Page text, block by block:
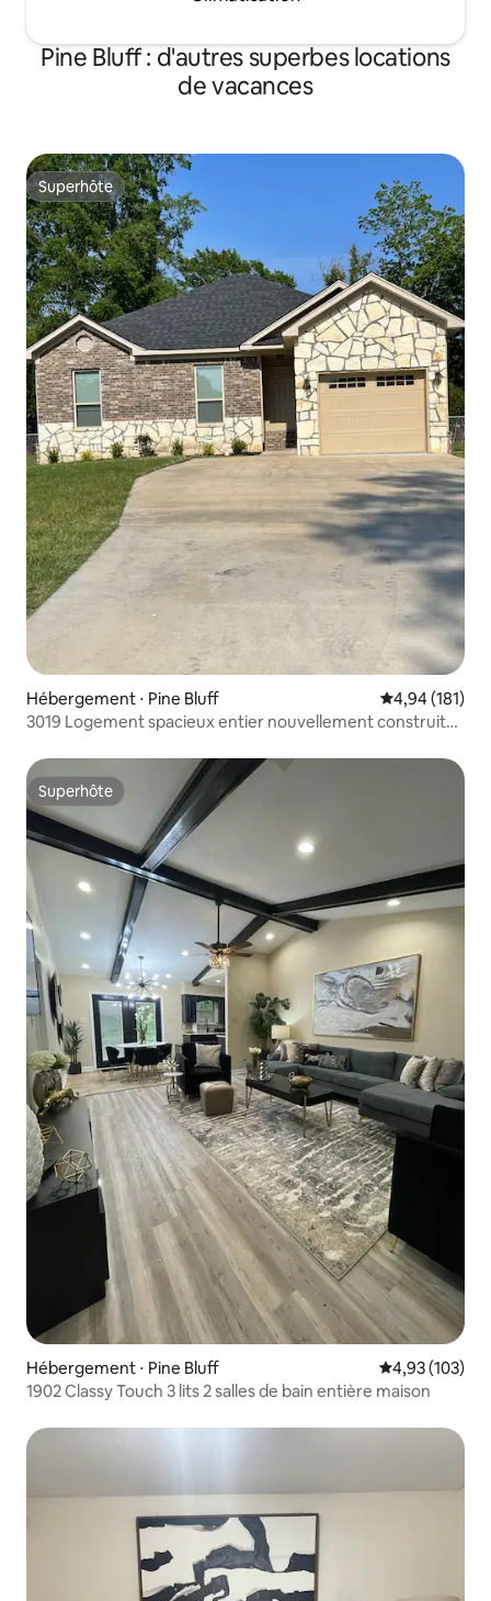
Pine Bluff : d'autres superbes locations
de vacances
Superhôte
Superhôte
Hébergement ⋅ Pine Bluff Évaluation
4,94 (181)
3019 Logement spacieux entier nouvellement construit
Superhôte
Superhôte
Hébergement ⋅ Pine Bluff Évaluation
4,93 (103)
1902 Classy Touch 3 lits 2 salles de bain entière maison